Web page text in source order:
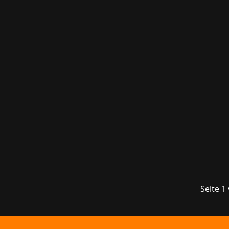
Seite 1